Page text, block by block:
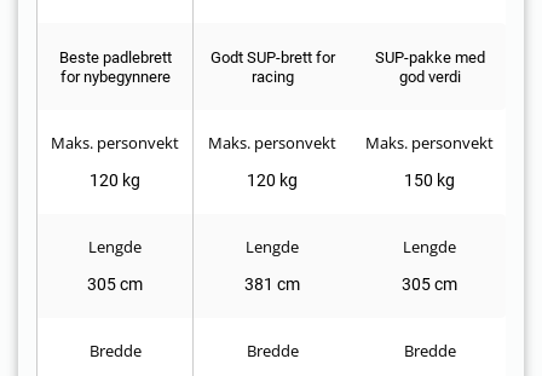
Beste padlebrett
for nybegynnere
Godt SUP-brett for
racing
SUP-pakke med
god verdi
Maks. personvekt
120 kg
Maks. personvekt
120 kg
Maks. personvekt
150 kg
Lengde
305 cm
Lengde
381 cm
Lengde
305 cm
Bredde Bredde Bredde